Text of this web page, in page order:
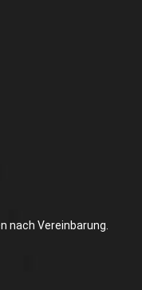
nach Vereinbarung.